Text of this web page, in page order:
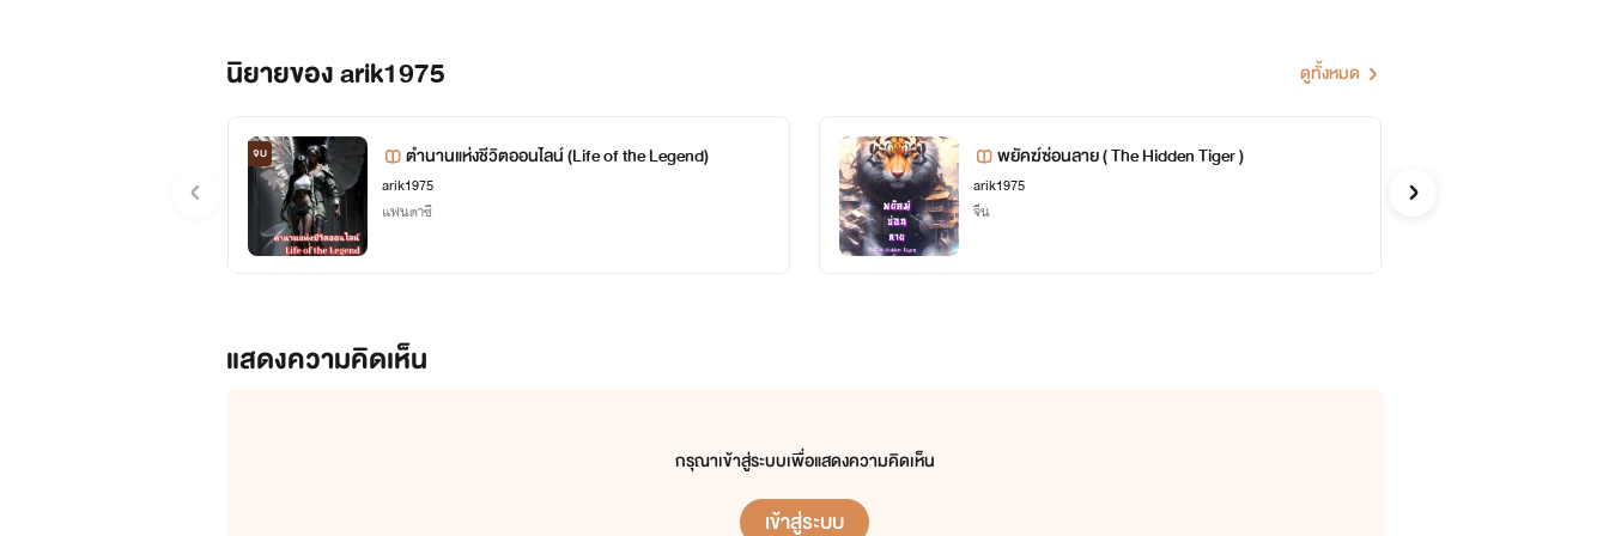
นิยายของ arik1975 ดูทั้งหมด
จบ ตำนานแห่งชีวิตออนไลน์ (Life of the Legend)
arik1975
แฟนตาซี
พยัคฆ์ซ่อนลาย ( The Hidden Tiger )
arik1975
จีน
แสดงความคิดเห็น
กรุณาเข้าสู่ระบบเพื่อแสดงความคิดเห็น
เข้าสู่ระบบ